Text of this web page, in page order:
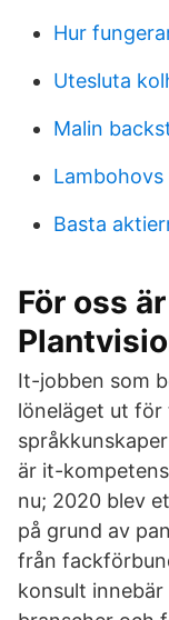
Hur
Utesluta
Malin
Basta
För oss
It-jobben som
löneläget ut för
är it-
nu; 2020 blev
på grund av
från
konsult